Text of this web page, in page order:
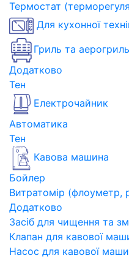
Термостат
Для кухонної
Гриль та аерогриль
Додатково
Тен
Електрочайник
Автоматика
Тен
Кавова машина
Бойлер
Витратомір (флоуметр,
Додатково
Засіб для чищення та
Клапан для кавової
Насос для кавової